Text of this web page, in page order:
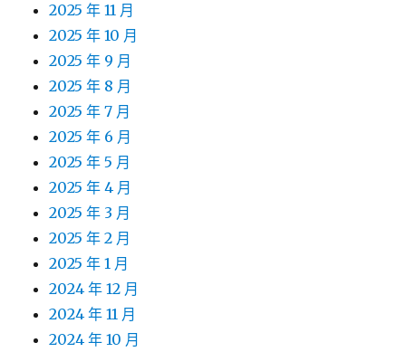
2025 年 11 月
2025 年 10 月
2025 年 9 月
2025 年 8 月
2025 年 7 月
2025 年 6 月
2025 年 5 月
2025 年 4 月
2025 年 3 月
2025 年 2 月
2025 年 1 月
2024 年 12 月
2024 年 11 月
2024 年 10 月